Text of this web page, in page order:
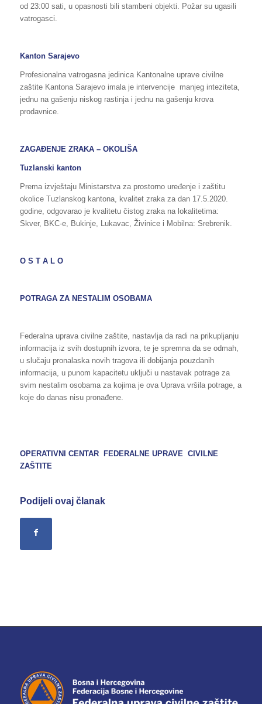
od 23:00 sati, u opasnosti bili stambeni objekti. Požar su ugasili
vatrogasci.
Kanton Sarajevo
Profesionalna vatrogasna jedinica Kantonalne uprave civilne
zaštite Kantona Sarajevo imala je intervencije manjeg inteziteta,
jednu na gašenju niskog rastinja i jednu na gašenju krova
prodavnice.
ZAGAĐENJE ZRAKA – OKOLIŠA
Tuzlanski kanton
Prema izvještaju Ministarstva za prostorno uređenje i zaštitu
okolice Tuzlanskog kantona, kvalitet zraka za dan 17.5.2020.
godine, odgovarao je kvalitetu čistog zraka na lokalitetima:
Skver, BKC-e, Bukinje, Lukavac, Živinice i Mobilna: Srebrenik.
O S T A L O
POTRAGA ZA NESTALIM OSOBAMA
Federalna uprava civilne zaštite, nastavlja da radi na prikupljanju
informacija iz svih dostupnih izvora, te je spremna da se odmah,
u slučaju pronalaska novih tragova ili dobijanja pouzdanih
informacija, u punom kapacitetu uključi u nastavak potrage za
svim nestalim osobama za kojima je ova Uprava vršila potrage, a
koje do danas nisu pronađene.
OPERATIVNI CENTAR FEDERALNE UPRAVE CIVILNE
ZAŠTITE
Podijeli ovaj članak